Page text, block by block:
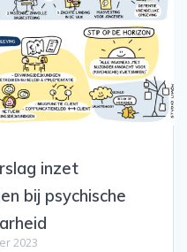
inzet
bij psychische
2023